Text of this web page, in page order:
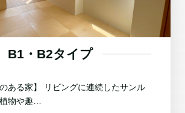
B1・B2タイプ
のある家】 リビングに連続したサンル
物や趣…